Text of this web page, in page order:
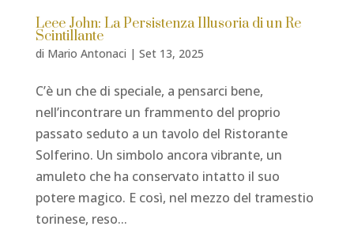
Leee John: La Persistenza Illusoria di un Re
Scintillante
di Mario Antonaci | Set 13, 2025
C’è un che di speciale, a pensarci bene,
nell’incontrare un frammento del proprio
passato seduto a un tavolo del Ristorante
Solferino. Un simbolo ancora vibrante, un
amuleto che ha conservato intatto il suo
potere magico. E così, nel mezzo del tramestio
torinese, reso...